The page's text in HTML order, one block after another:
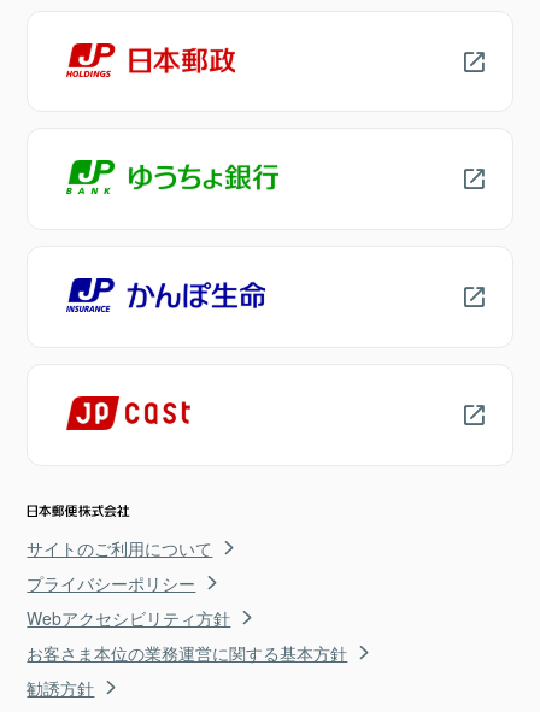
サイトのご利用について
プライバシーポリシー
Webアクセシビリティ方針
お客さま本位の業務運営に関する基本方針
勧誘方針